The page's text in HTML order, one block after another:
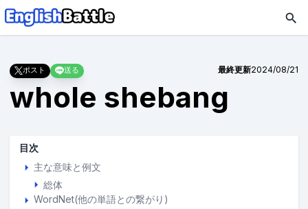
ポスト 送る 最終更新2024/08/21
whole shebang
目次
主な意味と例文
総体
WordNet(他の単語との繋がり)